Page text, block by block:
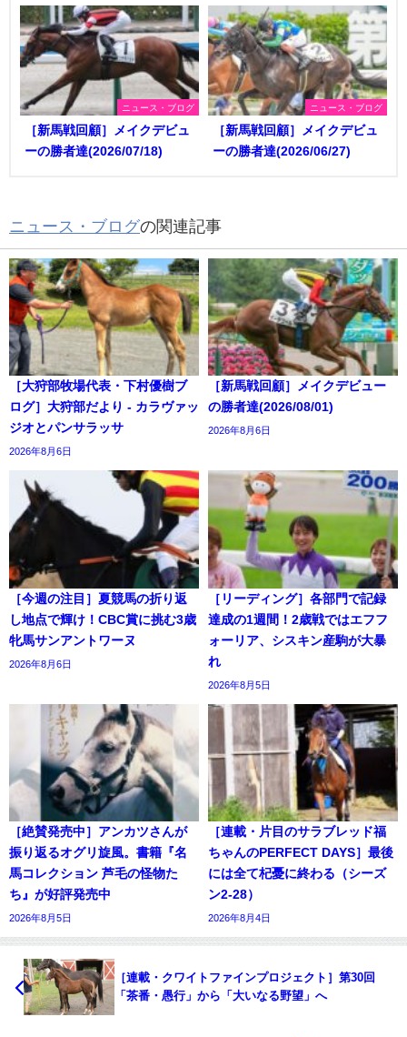
ニュース・ブログ
［新馬戦回顧］メイクデビュ
ーの勝者達(2026/07/18)
ニュース・ブログ
［新馬戦回顧］メイクデビュ
ーの勝者達(2026/06/27)
ニュース・ブログの関連記事
［大狩部牧場代表・下村優樹ブ
ログ］大狩部だより - カラヴァッ
ジオとパンサラッサ
2026年8月6日
［新馬戦回顧］メイクデビュー
の勝者達(2026/08/01)
2026年8月6日
［今週の注目］夏競馬の折り返
し地点で輝け！CBC賞に挑む3歳
牝馬サンアントワーヌ
2026年8月6日
［リーディング］各部門で記録
達成の1週間！2歳戦ではエフフ
ォーリア、シスキン産駒が大暴
れ
2026年8月5日
［絶賛発売中］アンカツさんが
振り返るオグリ旋風。書籍『名
馬コレクション 芦毛の怪物た
ち』が好評発売中
2026年8月5日
［連載・片目のサラブレッド福
ちゃんのPERFECT DAYS］最後
には全て杞憂に終わる（シーズ
ン2-28）
2026年8月4日
［連載・クワイトファインプロジェクト］第30回
「茶番・愚行」から「大いなる野望」へ